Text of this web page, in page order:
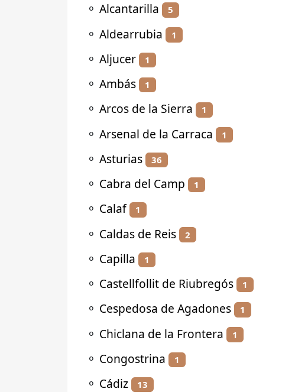
⚬ Alcantarilla 5
⚬ Aldearrubia 1
⚬ Aljucer 1
⚬ Ambás 1
⚬ Arcos de la Sierra 1
⚬ Arsenal de la Carraca 1
⚬ Asturias 36
⚬ Cabra del Camp 1
⚬ Calaf 1
⚬ Caldas de Reis 2
⚬ Capilla 1
⚬ Castellfollit de Riubregós 1
⚬ Cespedosa de Agadones 1
⚬ Chiclana de la Frontera 1
⚬ Congostrina 1
⚬ Cádiz 13